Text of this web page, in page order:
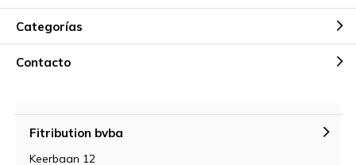
Categorías
Contacto
Fitribution bvba
Keerbaan 12